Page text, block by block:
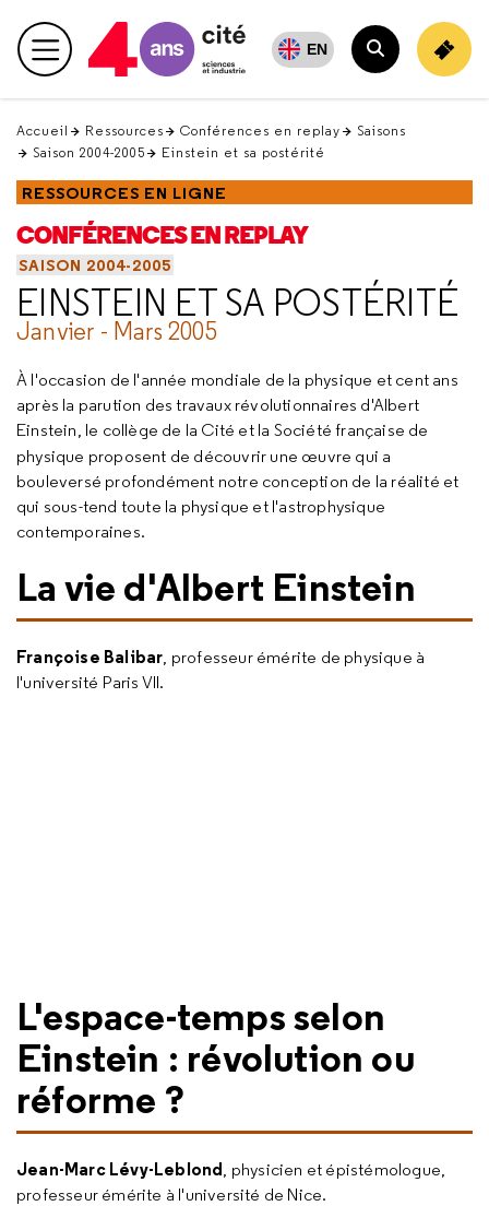
en
haut Menu principal EN
Rechercher
Accueil Ressources Conférences en replay
Saisons
Saison 2004-2005
Einstein et sa postérité
RESSOURCES EN LIGNE
CONFÉRENCES EN REPLAY
SAISON 2004-2005
EINSTEIN ET SA POSTÉRITÉ
Janvier - Mars 2005
À l'occasion de l'année mondiale de la physique et cent ans
après la parution des travaux révolutionnaires d'Albert
Einstein, le collège de la Cité et la Société française de
physique proposent de découvrir une œuvre qui a
bouleversé profondément notre conception de la réalité et
qui sous-tend toute la physique et l'astrophysique
contemporaines.
La vie d'Albert Einstein
Françoise Balibar, professeur émérite de physique à
l'université Paris VII.
L'espace-temps selon
Einstein : révolution ou
réforme ?
Jean-Marc Lévy-Leblond, physicien et épistémologue,
professeur émérite à l'université de Nice.